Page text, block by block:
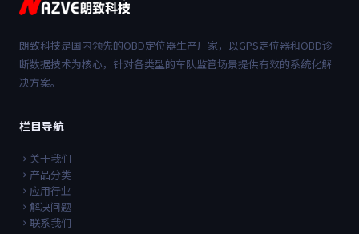
朗致科技是国内领先的OBD定位器生产厂家，以GPS定位器和OBD诊
断数据技术为核心，针对各类型的车队监管场景提供有效的系统化解
决方案。
栏目导航
关于我们
产品分类
应用行业
解决问题
联系我们